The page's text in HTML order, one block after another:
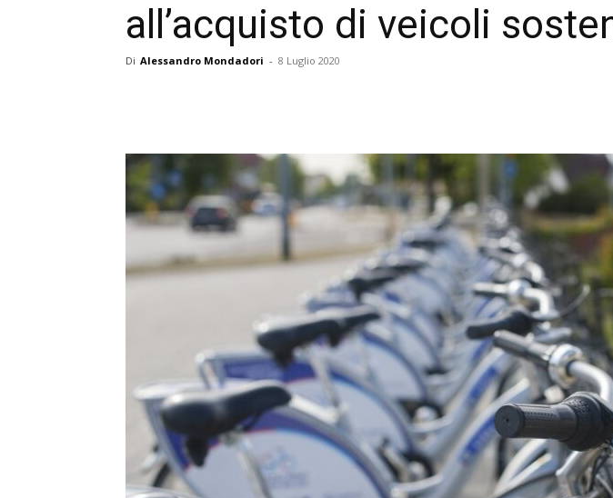
all’acquisto di veicoli
Di Alessandro Mondadori - 8 Luglio 2020